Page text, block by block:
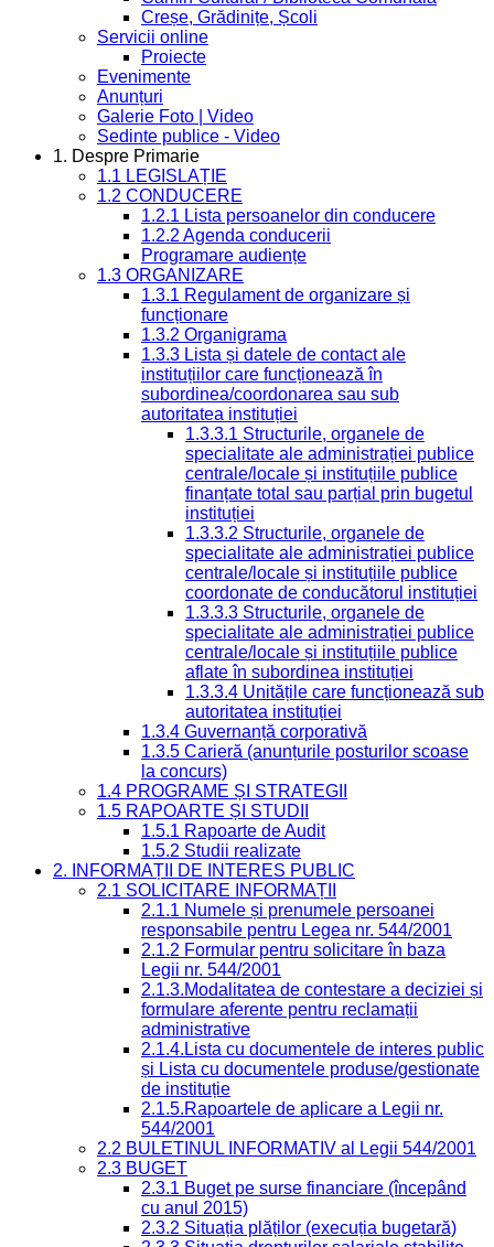
Creșe, Grădinițe, Școli
Servicii online
Proiecte
Evenimente
Anunțuri
Galerie Foto | Video
Sedinte publice - Video
1. Despre Primarie
1.1 LEGISLAȚIE
1.2 CONDUCERE
1.2.1 Lista persoanelor din conducere
1.2.2 Agenda conducerii
Programare audiențe
1.3 ORGANIZARE
1.3.1 Regulament de organizare și
funcționare
1.3.2 Organigrama
1.3.3 Lista și datele de contact ale
instituțiilor care funcționează în
subordinea/coordonarea sau sub
autoritatea instituției
1.3.3.1 Structurile, organele de
specialitate ale administrației publice
centrale/locale și instituțiile publice
finanțate total sau parțial prin bugetul
instituției
1.3.3.2 Structurile, organele de
specialitate ale administrației publice
centrale/locale și instituțiile publice
coordonate de conducătorul instituției
1.3.3.3 Structurile, organele de
specialitate ale administrației publice
centrale/locale și instituțiile publice
aflate în subordinea instituției
1.3.3.4 Unitățile care funcționează sub
autoritatea instituției
1.3.4 Guvernanță corporativă
1.3.5 Carieră (anunțurile posturilor scoase
la concurs)
1.4 PROGRAME ȘI STRATEGII
1.5 RAPOARTE ȘI STUDII
1.5.1 Rapoarte de Audit
1.5.2 Studii realizate
2. INFORMAȚII DE INTERES PUBLIC
2.1 SOLICITARE INFORMAȚII
2.1.1 Numele și prenumele persoanei
responsabile pentru Legea nr. 544/2001
2.1.2 Formular pentru solicitare în baza
Legii nr. 544/2001
2.1.3.Modalitatea de contestare a deciziei și
formulare aferente pentru reclamații
administrative
2.1.4.Lista cu documentele de interes public
și Lista cu documentele produse/gestionate
de instituție
2.1.5.Rapoartele de aplicare a Legii nr.
544/2001
2.2 BULETINUL INFORMATIV al Legii 544/2001
2.3 BUGET
2.3.1 Buget pe surse financiare (începând
cu anul 2015)
2.3.2 Situația plăților (execuția bugetară)